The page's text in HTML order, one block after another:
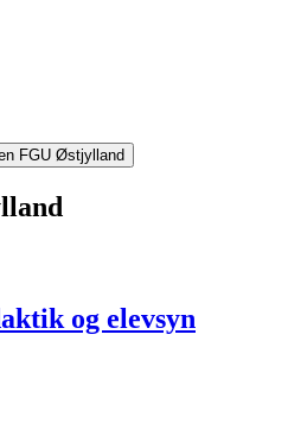
FGU Østjylland
og elevsyn